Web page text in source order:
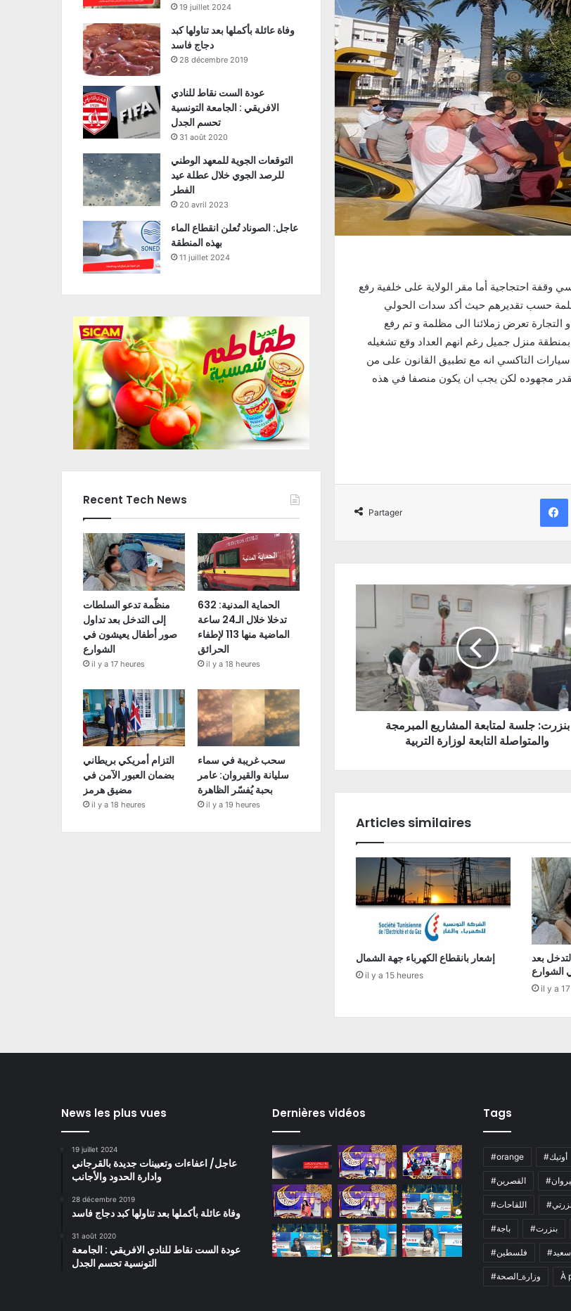
الاجرة التاكسي وقفة احتجاجية أما مقر الولاية على خلفية رفع
حسب تقديرهم حيث أكد سدات الحولي
التجارة تعرض زملائنا الى مظلمة و تم رفع
منزل جميل رغم انهم العداد وقع تشغيله
سيارات التاكسي انه مع تطبيق القانون على من
مجهوده لكن يجب ان يكون منصفا في هذه
Partager
Facebook
بنزرت: جلسة لمتابعة المشاريع المبرمجة
والمتواصلة التابعة لوزارة التربية
Articles similaires
إشعار بانقطاع الكهرباء جهة الشمال
il y a 15 heures
بعد
الشوارع
il y a
19 juillet 2024
وفاة عائلة بأكملها بعد تناولها كبد
دجاج فاسد
28 décembre 2019
عودة الست نقاط للنادي
الافريقي : الجامعة التونسية
تحسم الجدل
31 août 2020
التوقعات الجوية للمعهد الوطني
للرصد الجوي خلال عطلة عيد
الفطر
20 avril 2023
عاجل: الصوناد تُعلن انقطاع الماء
بهذه المنطقة
11 juillet 2024
Recent Tech News
منظّمة تدعو السلطات
إلى التدخل بعد تداول
صور أطفال يعيشون في
الشوارع
il y a 17 heures
الحماية المدنية: 632
تدخلا خلال الـ24 ساعة
الماضية منها 113 لإطفاء
الحرائق
il y a 18 heures
التزام أمريكي بريطاني
بضمان العبور الآمن في
مضيق هرمز
il y a 18 heures
سحب غريبة في سماء
سليانة والقيروان: عامر
بحبة يُفسّر الظاهرة
il y a 19 heures
News les plus vues
19 juillet 2024
عاجل/ اعفاءات وتعيينات جديدة بالقرجاني
وادارة الحدود والأجانب
28 décembre 2019
وفاة عائلة بأكملها بعد تناولها كبد دجاج فاسد
31 août 2020
عودة الست نقاط للنادي الافريقي : الجامعة
التونسية تحسم الجدل
Dernières vidéos Tags
#orange #أوتيك
#القصرين
#اللقاحات
#باجة #بنزرت
#فلسطين
#وزارة_الصحة À